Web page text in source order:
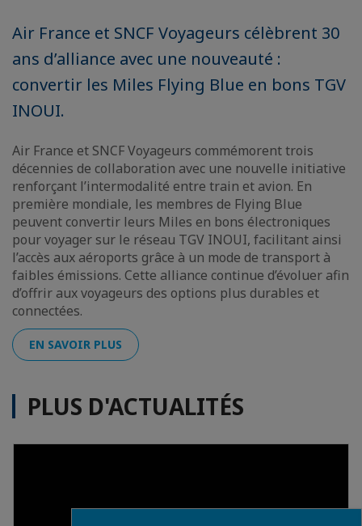
Air France et SNCF Voyageurs célèbrent 30
ans d’alliance avec une nouveauté :
convertir les Miles Flying Blue en bons TGV
INOUI.
Air France et SNCF Voyageurs commémorent trois
décennies de collaboration avec une nouvelle initiative
renforçant l’intermodalité entre train et avion. En
première mondiale, les membres de Flying Blue
peuvent convertir leurs Miles en bons électroniques
pour voyager sur le réseau TGV INOUI, facilitant ainsi
l’accès aux aéroports grâce à un mode de transport à
faibles émissions. Cette alliance continue d’évoluer afin
d’offrir aux voyageurs des options plus durables et
connectées.
EN SAVOIR PLUS
PLUS D'ACTUALITÉS